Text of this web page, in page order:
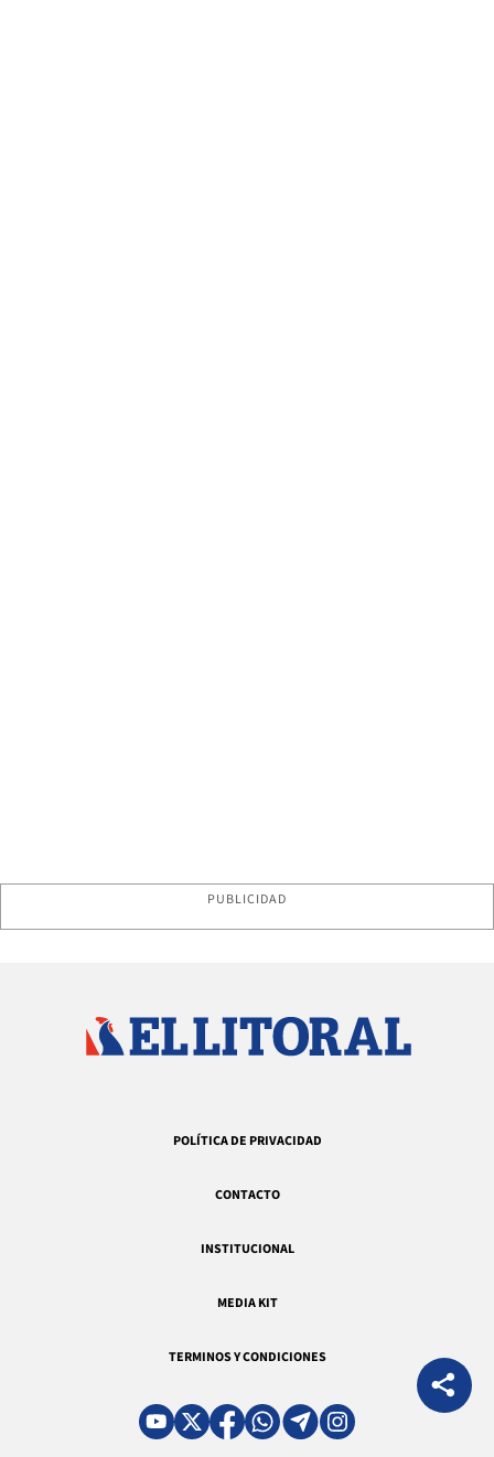
PUBLICIDAD
POLÍTICA DE PRIVACIDAD
CONTACTO
INSTITUCIONAL
MEDIA KIT
TERMINOS Y CONDICIONES